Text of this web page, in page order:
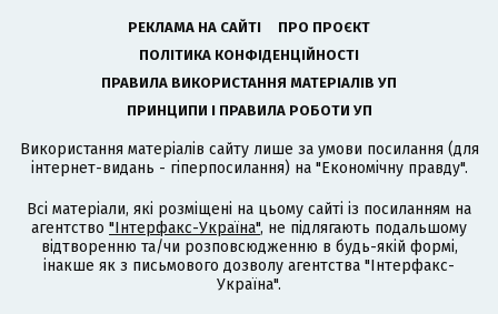
РЕКЛАМА НА САЙТІ
ПРО ПРОЄКТ
ПОЛІТИКА КОНФІДЕНЦІЙНОСТІ
ПРАВИЛА ВИКОРИСТАННЯ МАТЕРІАЛІВ УП
ПРИНЦИПИ І ПРАВИЛА РОБОТИ УП
Використання матеріалів сайту лише за умови посилання (для
інтернет-видань - гіперпосилання) на "Економічну правду".
Всі матеріали, які розміщені на цьому сайті із посиланням на
агентство "Інтерфакс-Україна", не підлягають подальшому
відтворенню та/чи розповсюдженню в будь-якій формі,
інакше як з письмового дозволу агентства "Інтерфакс-
Україна".